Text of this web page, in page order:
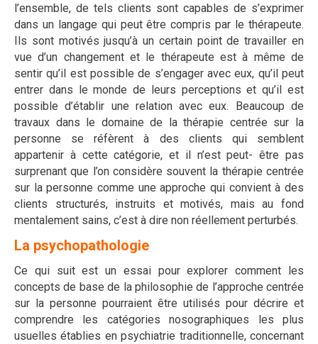
l’ensemble, de tels clients sont capables de s’exprimer
dans un langage qui peut être compris par le thérapeute.
Ils sont motivés jusqu’à un certain point de travailler en
vue d’un changement et le thérapeute est à même de
sentir qu’il est possible de s’engager avec eux, qu’il peut
entrer dans le monde de leurs perceptions et qu’il est
possible d’établir une relation avec eux. Beaucoup de
travaux dans le domaine de la thérapie centrée sur la
personne se réfèrent à des clients qui semblent
appartenir à cette catégorie, et il n’est peut- être pas
surprenant que l’on considère souvent la thérapie centrée
sur la personne comme une approche qui convient à des
clients structurés, instruits et motivés, mais au fond
mentalement sains, c’est à dire non réellement perturbés.
La psychopathologie
Ce qui suit est un essai pour explorer comment les
concepts de base de la philosophie de l’approche centrée
sur la personne pourraient être utilisés pour décrire et
comprendre les catégories nosographiques les plus
usuelles établies en psychiatrie traditionnelle, concernant